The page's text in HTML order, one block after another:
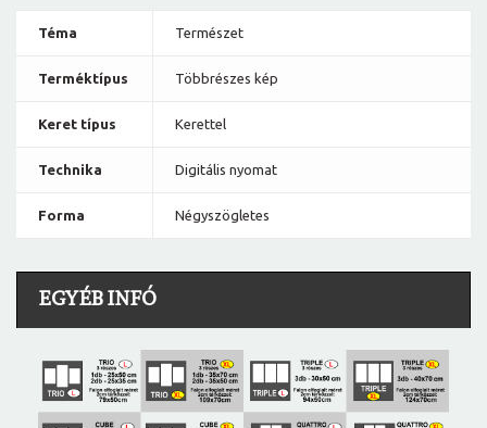
Téma Természet
Terméktípus Többrészes kép
Keret típus Kerettel
Technika Digitális nyomat
Forma Négyszögletes
EGYÉB INFÓ